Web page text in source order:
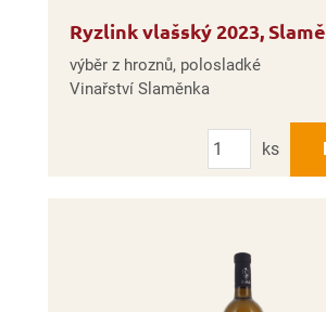
Ryzlink vlašský 2023,
výběr z hroznů, polosladké
Vinařství Slaměnka
Počet
ks